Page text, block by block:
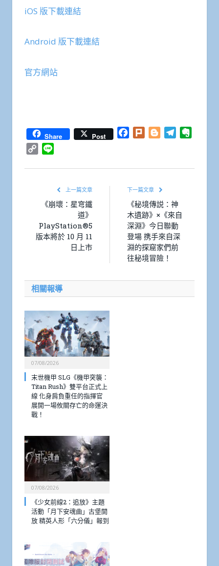
iOS 版下載連結
Android 版下載連結
官方網站
Share Post Facebook
Plurk BloggerTelegram
Copy
上一篇文章
《崩壞：星穹鐵
道》
PlayStation®5
版本將於 10 月 11
日上市
下一篇文章
《秘境傳説：神
木遺跡》×《來自
深淵》今日聯動
登場 携手來自深
淵的探窟家們前
往秘境冒險！
相關報導
07/08/2026
末世機甲 SLG《機甲突襲：
Titan Rush》雙平台正式上
線 化身肩負重任的指揮官
展開一場攸關存亡的命運決
戰！
07/08/2026
《少女前線2：追放》主題
活動「月下安魂曲」古堡開
放 精英人形「六分儀」報到